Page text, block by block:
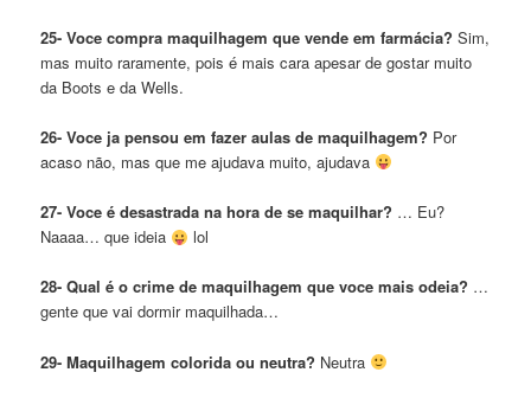
25- Voce compra maquilhagem que vende emfarmácia?Sim,
mas muito raramente, pois é mais cara apesar de gostar muito
da Boots e da Wells.
26- Voce ja pensou em fazer aulas de maquilhagem? Por
acaso não, mas que me ajudava muito, ajudava
27- Voce é desastrada na hora de se maquilhar? … Eu?
Naaaa… que ideia
lol
28- Qual é o crime de maquilhagem que voce mais odeia? …
gente que vai dormir maquilhada…
29- Maquilhagem colorida ou neutra? Neutra